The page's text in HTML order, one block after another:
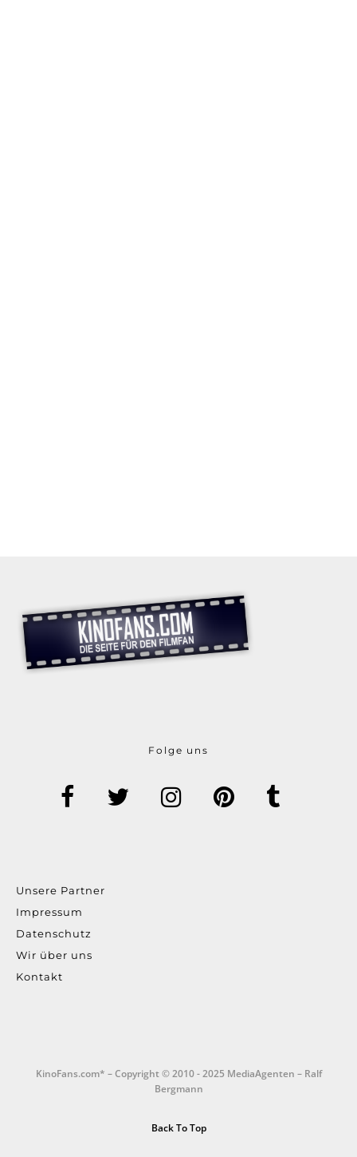
Folge uns
Unsere Partner
Impressum
Datenschutz
Wir über uns
Kontakt
KinoFans.com* – Copyright © 2010 - 2025 MediaAgenten – Ralf
Bergmann
Back To Top